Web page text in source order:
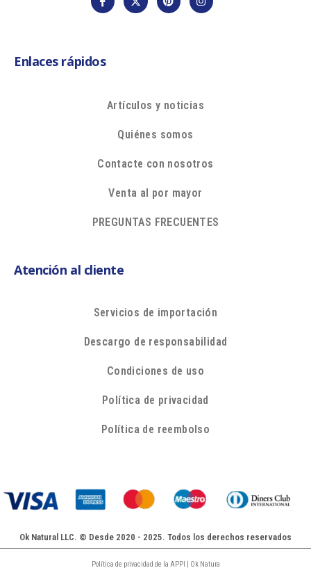
Enlaces rápidos
Artículos y noticias
Quiénes somos
Contacte con nosotros
Venta al por mayor
PREGUNTAS FRECUENTES
Atención al cliente
Servicios de importación
Descargo de responsabilidad
Condiciones de uso
Política de privacidad
Política de reembolso
Ok Natural LLC. © Desde 2020 - 2025. Todos los derechos reservados
Política de privacidad de la APPI | Ok Natura